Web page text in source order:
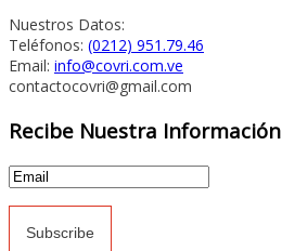
Nuestros Datos:
Teléfonos: (0212) 951.79.46
Email: info@covri.com.ve
contactocovri@gmail.com
Recibe Nuestra Información